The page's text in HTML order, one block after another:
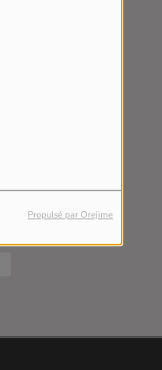
Propulsé par Orejime